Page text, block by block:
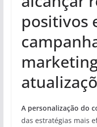
positivos
A personalização do
das estratégias mais